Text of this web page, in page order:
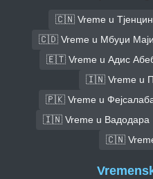
🇨🇳 Vreme u Тјенцин
🇨🇩 Vreme u Мбуџи Маји
🇪🇹 Vreme u Адис
🇮🇳 Vreme u
🇵🇰 Vreme u
🇮🇳 Vreme u Вадодара
🇨🇳